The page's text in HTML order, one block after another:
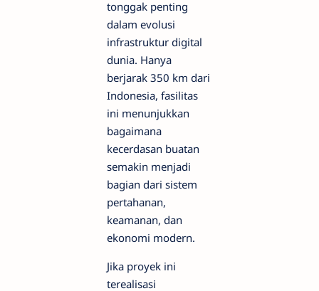
tonggak penting
dalam evolusi
infrastruktur digital
dunia. Hanya
berjarak 350 km dari
Indonesia, fasilitas
ini menunjukkan
bagaimana
kecerdasan buatan
semakin menjadi
bagian dari sistem
pertahanan,
keamanan, dan
ekonomi modern.
Jika proyek ini
terealisasi